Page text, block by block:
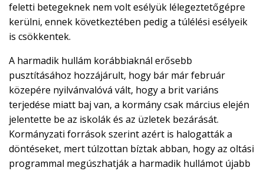
feletti betegeknek nem volt esélyük lélegeztetőgépre
kerülni, ennek következtében pedig a túlélési esélyeik
is csökkentek.
A harmadik hullám korábbiaknál erősebb
pusztításához hozzájárult, hogy bár már február
közepére nyilvánvalóvá vált, hogy a brit variáns
terjedése miatt baj van, a kormány csak március elején
jelentette be az iskolák és az üzletek bezárását.
Kormányzati források szerint azért is halogatták a
döntéseket, mert túlzottan bíztak abban, hogy az oltási
programmal megúszhatják a harmadik hullámot újabb